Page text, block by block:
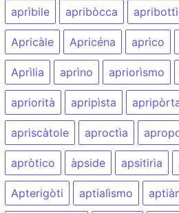
aprìbile apribòcca
Apricàle Apricéna aprìco
Aprìlia aprìno apriorìsmo
apriorità apripìsta
apriscàtole aproctìa
apròtico àpside apsitirìa
Apterigòti aptialìsmo